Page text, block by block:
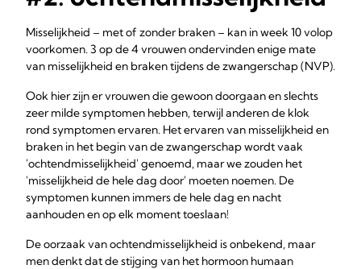
Misselijkheid – met of zonder braken – kan in week 10 volop
voorkomen. 3 op de 4 vrouwen ondervinden enige mate
van misselijkheid en braken tijdens de zwangerschap (NVP).
Ook hier zijn er vrouwen die gewoon doorgaan en slechts
zeer milde symptomen hebben, terwijl anderen de klok
rond symptomen ervaren. Het ervaren van misselijkheid en
braken in het begin van de zwangerschap wordt vaak
'ochtendmisselijkheid' genoemd, maar we zouden het
'misselijkheid de hele dag door' moeten noemen. De
symptomen kunnen immers de hele dag en nacht
aanhouden en op elk moment toeslaan!
De oorzaak van ochtendmisselijkheid is onbekend, maar
men denkt dat de stijging van het hormoon humaan